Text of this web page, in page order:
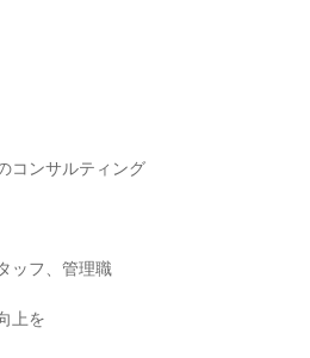
コンサルティング
ッフ、管理職
上を